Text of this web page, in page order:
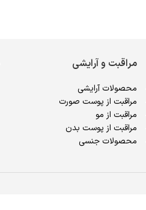
مراقبت و آرایشی
محصولات آرایشی
مراقبت از پوست صورت
مراقبت از مو
مراقبت از پوست بدن
محصولات جنسی